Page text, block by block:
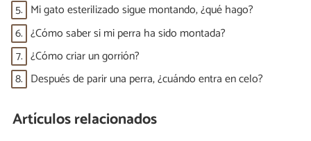
5. Mi gato esterilizado sigue montando, ¿qué hago?
6. ¿Cómo saber si mi perra ha sido montada?
7. ¿Cómo criar un gorrión?
8. Después de parir una perra, ¿cuándo entra en celo?
Artículos relacionados